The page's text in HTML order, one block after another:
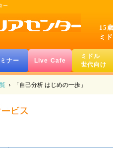
ー
15
ミ
ナー Live Cafe
ミドル
世代向け
「自己分析 はじめの一歩」